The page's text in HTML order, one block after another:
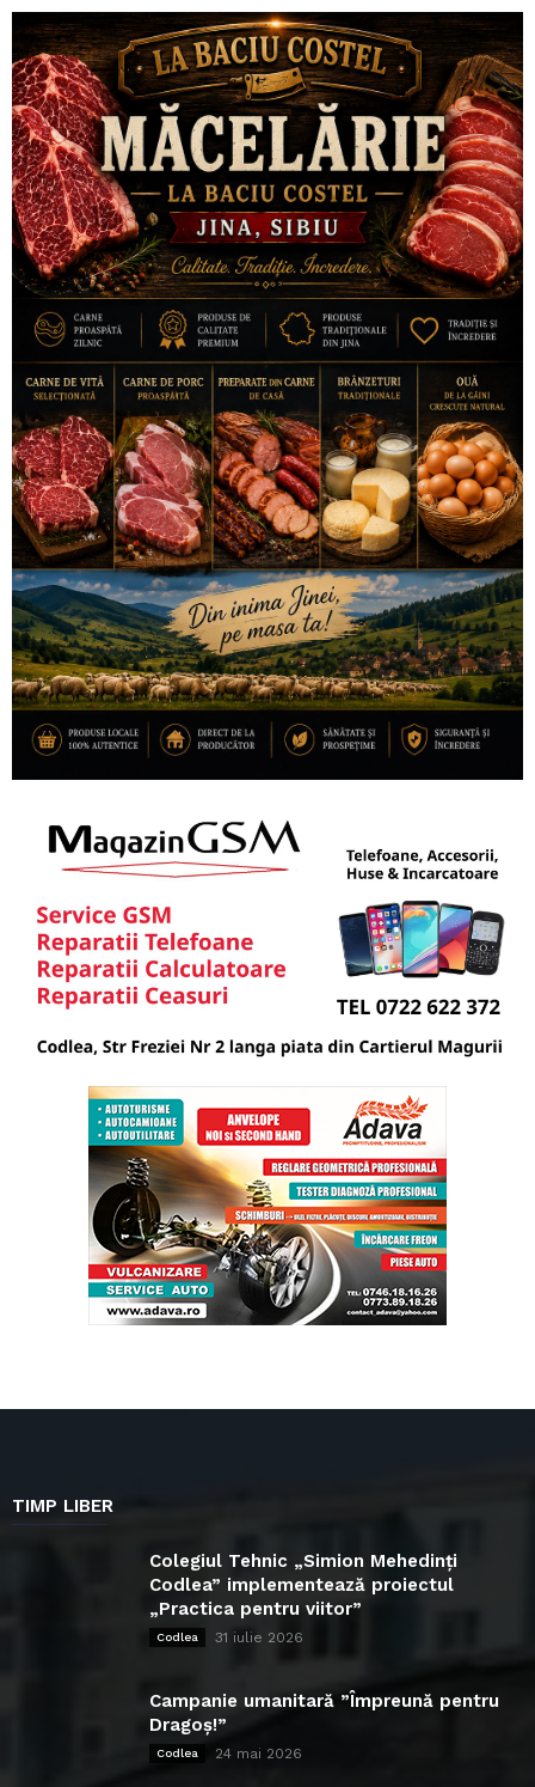
TIMP LIBER
Colegiul Tehnic „Simion Mehedinți
Codlea” implementează proiectul
„Practica pentru viitor”
Codlea 31 iulie 2026
Campanie umanitară ”Împreună pentru
Dragoș!”
Codlea 24 mai 2026